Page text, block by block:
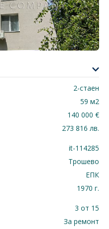
2-стаен
59 м2
140 000 €
273 816 лв.
it-114285
Трошево
ЕПК
1970 г.
3 от 15
За ремонт